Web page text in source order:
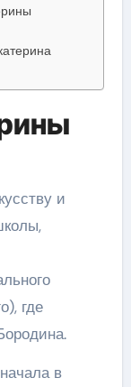
и
где
в